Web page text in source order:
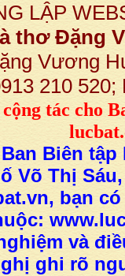
LẬP
thơ Đặng
Vương
210
cộng tác cho
Biên tập
Võ Thị
bạn
và
ghi rõ